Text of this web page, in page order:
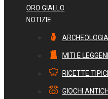
ORO GIALLO
NOTIZIE
MITI E
RICETTE
GIOCHI